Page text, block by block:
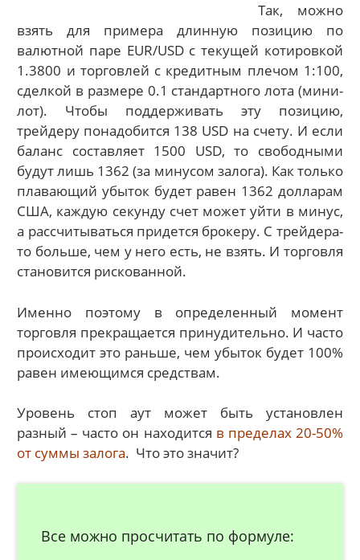
Так, можно
взять для примера длинную позицию по
валютной паре EUR/USD с текущей котировкой
1.3800 и торговлей с кредитным плечом 1:100,
сделкой в размере 0.1 стандартного лота (мини-
лот). Чтобы поддерживать эту позицию,
трейдеру понадобится 138 USD на счету. И если
баланс составляет 1500 USD, то свободными
будут лишь 1362 (за минусом залога). Как только
плавающий убыток будет равен 1362 долларам
США, каждую секунду счет может уйти в минус,
а рассчитываться придется брокеру. С трейдера-
то больше, чем у него есть, не взять. И торговля
становится рискованной.
Именно поэтому в определенный момент
торговля прекращается принудительно. И часто
происходит это раньше, чем убыток будет 100%
равен имеющимся средствам.
Уровень стоп аут может быть установлен
разный – часто он находится в пределах 20-50%
от суммы залога. Что это значит?
Все можно просчитать по формуле: